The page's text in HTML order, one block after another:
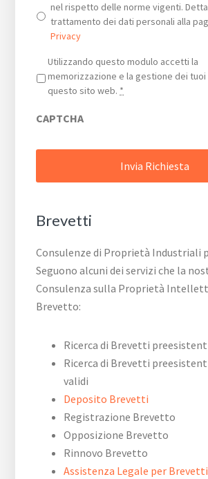
nel rispetto delle norme vigenti.
trattamento dei dati personali alla
Privacy
Privacy *
Utilizzando questo modulo accetti la
memorizzazione e la gestione dei tuoi
questo sito web. *
CAPTCHA
Brevetti
Consulenze di Proprietà Industriali
Seguono alcuni dei servizi che la
Consulenza sulla Proprietà
Brevetto:
Ricerca di Brevetti
Ricerca di Brevetti
validi
Deposito Brevetti
Registrazione Brevetto
Opposizione Brevetto
Rinnovo Brevetto
Assistenza Legale per Brevetti